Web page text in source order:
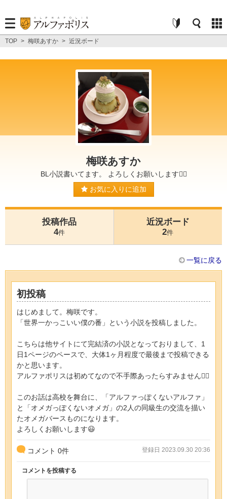
TOP > 梅咲あすか > 近況ボード
梅咲あすか
BL小説書いてます。 よろしくお願いします🙇‍♀️
お気に入りに追加
投稿作品
4件
近況ボード
2件
一覧に戻る
初投稿
はじめまして。梅咲です。
「世界一かっこいい僕の番」という小説を投稿しました。
こちらは他サイトにて完結済の小説となっておりまして、1
日1ページのペースで、大体1ヶ月程度で最後まで投稿できる
かと思います。
アルファポリスは初めてなので不手際あったらすみません🙇‍♀️
このお話は高校を舞台に、「アルファっぽくないアルファ」
と「オメガっぽくないオメガ」の2人の同級生の交流を描い
たオメガバースものになります。
よろしくお願いします😃
コメント 0件 登録日 2023.09.30 20:36
コメントを投稿する